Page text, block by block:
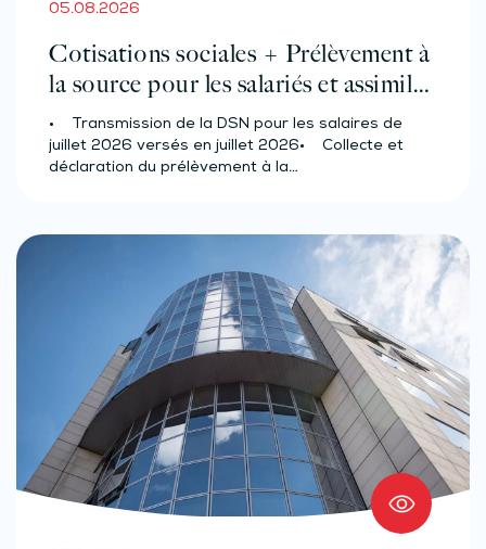
05.08.2026
Cotisations sociales + Prélèvement à
la source pour les salariés et assimilés
(effectif d’au moins 50 salariés)
• Transmission de la DSN pour les salaires de
juillet 2026 versés en juillet 2026• Collecte et
déclaration du prélèvement à la…